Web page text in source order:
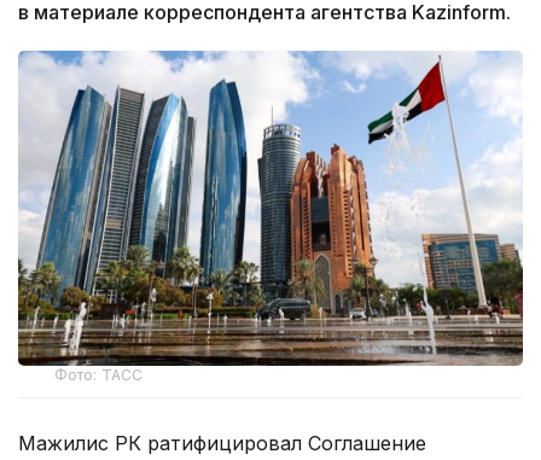
в материале корреспондента агентства Kazinform.
Фото: ТАСС
Мажилис РК ратифицировал Соглашение